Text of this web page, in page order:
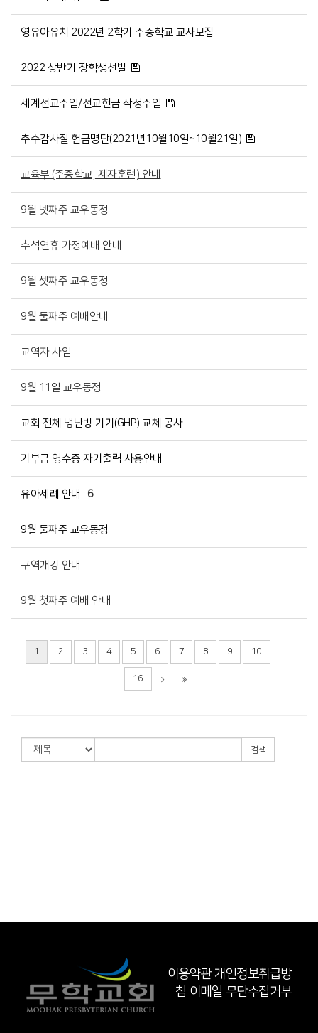
영유아유치 2022년 2학기 주중학교 교사모집
2022 상반기 장학생선발
세계선교주일/선교헌금 작정주일
추수감사절 헌금명단(2021년10월10일~10월21일)
교육부 (주중학교, 제자훈련) 안내
9월 넷째주 교우동정
추석연휴 가정예배 안내
9월 셋째주 교우동정
9월 둘째주 예배안내
교역자 사임
9월 11일 교우동정
교회 전체 냉난방 기기(GHP) 교체 공사
기부금 영수증 자기출력 사용안내
유아세례 안내 6
9월 둘째주 교우동정
구역개강 안내
9월 첫째주 예배 안내
1 2 3 4 5 6 7 8 9 10
16
검색
이용약관 개인정보취급방
침 이메일 무단수집거부